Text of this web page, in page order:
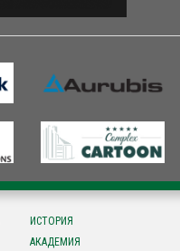
ИСТОРИЯ
АКАДЕМИЯ